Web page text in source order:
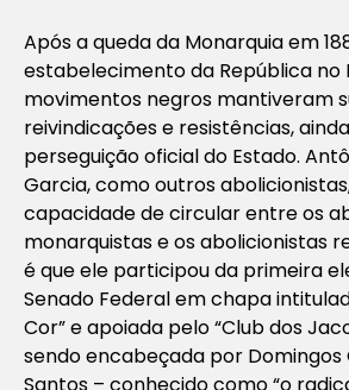
Após a queda da Monarquia em
estabelecimento da República no
movimentos negros mantiveram
reivindicações e resistências,
perseguição oficial do Estado.
Garcia, como outros
capacidade de circular entre os
monarquistas e os abolicionistas
é que ele participou da primeira
Senado Federal em chapa
Cor” e apoiada pelo “Club dos
sendo encabeçada por Domingos
Santos – conhecido como “o